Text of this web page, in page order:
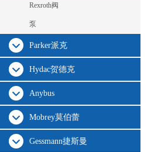
Rexroth阀
泵
Parker派克
Hydac贺德克
Anybus
Mobrey莫伯蕾
Gessmann捷斯曼